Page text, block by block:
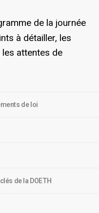
de la journée
à détailler, les
attentes de
de loi
de la DOETH